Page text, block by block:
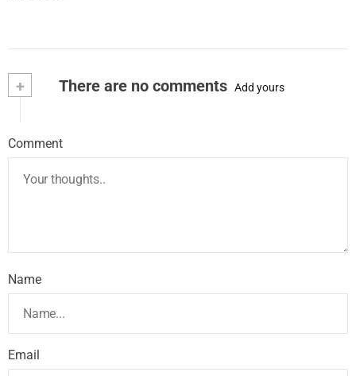
+ There are no comments Add yours
Comment
Name
Email